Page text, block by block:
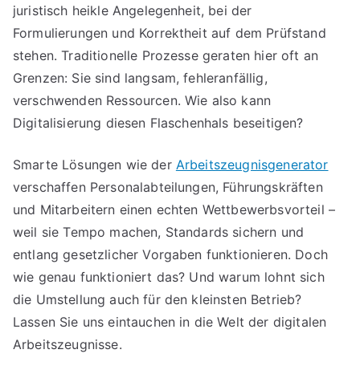
juristisch heikle Angelegenheit, bei der
Formulierungen und Korrektheit auf dem Prüfstand
stehen. Traditionelle Prozesse geraten hier oft an
Grenzen: Sie sind langsam, fehleranfällig,
verschwenden Ressourcen. Wie also kann
Digitalisierung diesen Flaschenhals beseitigen?
Smarte Lösungen wie der Arbeitszeugnisgenerator
verschaffen Personalabteilungen, Führungskräften
und Mitarbeitern einen echten Wettbewerbsvorteil –
weil sie Tempo machen, Standards sichern und
entlang gesetzlicher Vorgaben funktionieren. Doch
wie genau funktioniert das? Und warum lohnt sich
die Umstellung auch für den kleinsten Betrieb?
Lassen Sie uns eintauchen in die Welt der digitalen
Arbeitszeugnisse.